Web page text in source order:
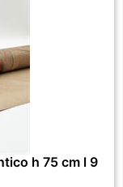
h 75 cm l 9